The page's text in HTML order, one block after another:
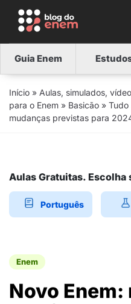
Guia Enem
Início » Aulas, simulados,
para o Enem » Basicão » Tudo
mudanças previstas para
Aulas Gratuitas. Escolha
Português
Enem
Novo